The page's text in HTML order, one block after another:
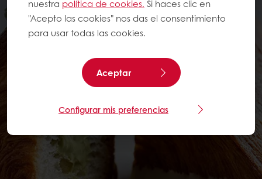
nuestra política de cookies. Si haces clic en
"Acepto las cookies" nos das el consentimiento
para usar todas las cookies.
Aceptar
Configurar mis preferencias